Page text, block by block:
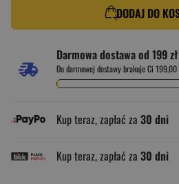
DODAJ DO
Darmowa dostawa od 199 zł
Do darmowej dostawy brakuje Ci 199,00
Kup teraz, zapłać za 30 dni
Kup teraz, zapłać za 30 dni